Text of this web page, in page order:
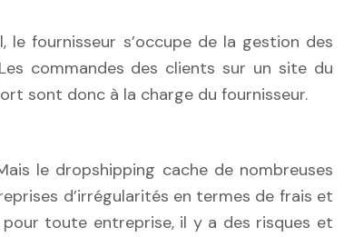
commandes des clients sur un site du
sont donc à la charge du fournisseur.
le dropshipping cache de nombreuses
d’irrégularités en termes de frais et
toute entreprise, il y a des risques et